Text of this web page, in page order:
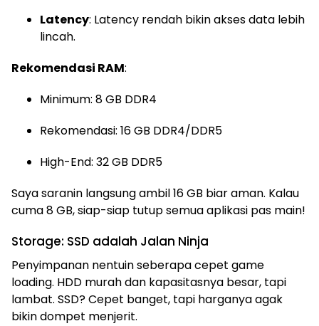
Latency: Latency rendah bikin akses data lebih
lincah.
Rekomendasi RAM:
Minimum: 8 GB DDR4
Rekomendasi: 16 GB DDR4/DDR5
High-End: 32 GB DDR5
Saya saranin langsung ambil 16 GB biar aman. Kalau
cuma 8 GB, siap-siap tutup semua aplikasi pas main!
Storage: SSD adalah Jalan Ninja
Penyimpanan nentuin seberapa cepet game
loading. HDD murah dan kapasitasnya besar, tapi
lambat. SSD? Cepet banget, tapi harganya agak
bikin dompet menjerit.